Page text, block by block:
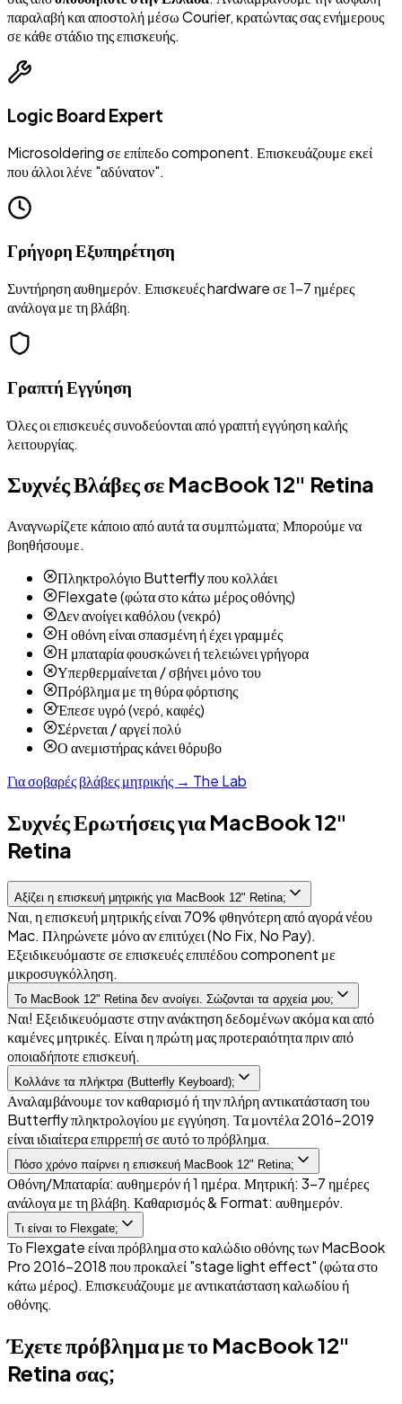
παραλαβή και αποστολή μέσω Courier, κρατώντας σας ενήμερους
σε κάθε στάδιο της επισκευής.
Logic Board Expert
Microsoldering σε επίπεδο component. Επισκευάζουμε εκεί
που άλλοι λένε "αδύνατον".
Γρήγορη Εξυπηρέτηση
Συντήρηση αυθημερόν. Επισκευές hardware σε 1-7 ημέρες
ανάλογα με τη βλάβη.
Γραπτή Εγγύηση
Όλες οι επισκευές συνοδεύονται από γραπτή εγγύηση καλής
λειτουργίας.
Συχνές Βλάβες σε MacBook 12" Retina
Αναγνωρίζετε κάποιο από αυτά τα συμπτώματα; Μπορούμε να
βοηθήσουμε.
Πληκτρολόγιο Butterfly που κολλάει
Flexgate (φώτα στο κάτω μέρος οθόνης)
Δεν ανοίγει καθόλου (νεκρό)
Η οθόνη είναι σπασμένη ή έχει γραμμές
Η μπαταρία φουσκώνει ή τελειώνει γρήγορα
Υπερθερμαίνεται / σβήνει μόνο του
Πρόβλημα με τη θύρα φόρτισης
Έπεσε υγρό (νερό, καφές)
Σέρνεται / αργεί πολύ
Ο ανεμιστήρας κάνει θόρυβο
Για σοβαρές βλάβες μητρικής → The Lab
Συχνές Ερωτήσεις για MacBook 12"
Retina
Αξίζει η επισκευή μητρικής για MacBook 12" Retina;
Ναι, η επισκευή μητρικής είναι 70% φθηνότερη από αγορά νέου
Mac. Πληρώνετε μόνο αν επιτύχει (No Fix, No Pay).
Εξειδικευόμαστε σε επισκευές επιπέδου component με
μικροσυγκόλληση.
Το MacBook 12" Retina δεν ανοίγει. Σώζονται τα αρχεία μου;
Ναι! Εξειδικευόμαστε στην ανάκτηση δεδομένων ακόμα και από
καμένες μητρικές. Είναι η πρώτη μας προτεραιότητα πριν από
οποιαδήποτε επισκευή.
Κολλάνε τα πλήκτρα (Butterfly Keyboard);
Αναλαμβάνουμε τον καθαρισμό ή την πλήρη αντικατάσταση του
Butterfly πληκτρολογίου με εγγύηση. Τα μοντέλα 2016-2019
είναι ιδιαίτερα επιρρεπή σε αυτό το πρόβλημα.
Πόσο χρόνο παίρνει η επισκευή MacBook 12" Retina;
Οθόνη/Μπαταρία: αυθημερόν ή 1 ημέρα. Μητρική: 3-7 ημέρες
ανάλογα με τη βλάβη. Καθαρισμός & Format: αυθημερόν.
Τι είναι το Flexgate;
Το Flexgate είναι πρόβλημα στο καλώδιο οθόνης των MacBook
Pro 2016-2018 που προκαλεί "stage light effect" (φώτα στο
κάτω μέρος). Επισκευάζουμε με αντικατάσταση καλωδίου ή
οθόνης.
Έχετε πρόβλημα με το MacBook 12"
Retina σας;